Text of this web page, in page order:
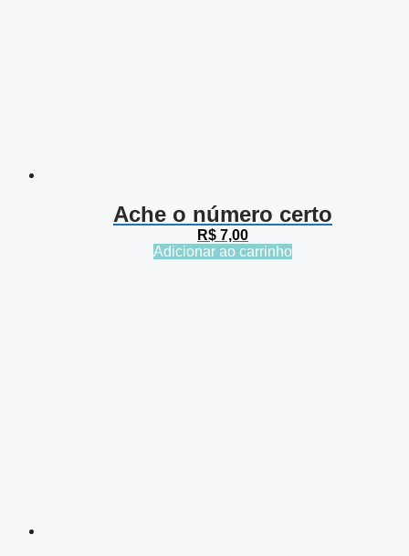
Ache o número certo
R$ 7,00
Adicionar ao carrinho